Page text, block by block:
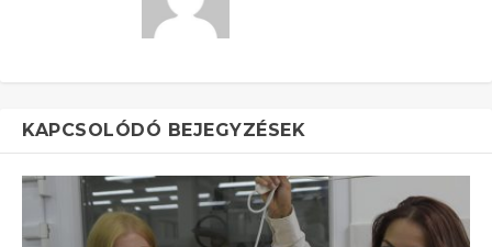
KAPCSOLÓDÓ BEJEGYZÉSEK